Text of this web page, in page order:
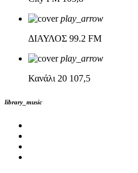
play_arrow
ΔΙΑΥΛΟΣ 99.2 FM
play_arrow
Κανάλι 20 107,5
library_music